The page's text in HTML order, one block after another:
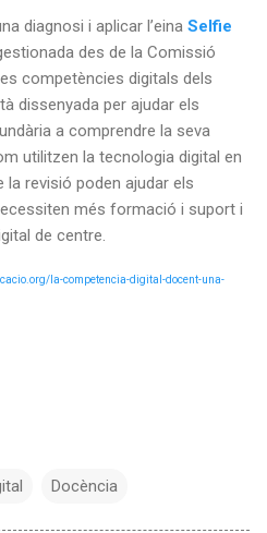
diagnosi i aplicar l’eina Selfie
des de la Comissió
competències digitals dels
dissenyada per ajudar els
a comprendre la seva
utilitzen la tecnologia digital en
la revisió poden ajudar els
més formació i suport i
de centre.
la-competencia-digital-docent-una-
Docència